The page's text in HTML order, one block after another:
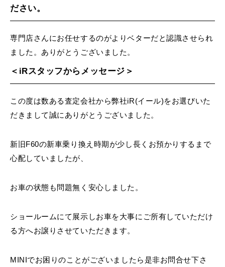
ださい。
専門店さんにお任せするのがよりベターだと認識させられ
ました。ありがとうございました。
＜iRスタッフからメッセージ＞
この度は数ある査定会社から弊社iR(イール)をお選びいた
だきまして誠にありがとうございました。
新旧F60の新車乗り換え時期が少し長くお預かりするまで
心配していましたが、
お車の状態も問題無く安心しました。
ショールームにて展示しお車を大事にご所有していただけ
る方へお譲りさせていただきます。
MINIでお困りのことがございましたら是非お問合せ下さ